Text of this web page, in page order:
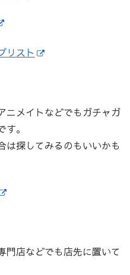
リスト
ニメイトなどでもガチャガ
。
は探してみるのもいいかも
門店などでも店先に置いて